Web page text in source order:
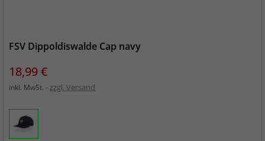
FSV Dippoldiswalde Cap navy
Preis
18,99 €
inkl. MwSt. zzgl. Versand